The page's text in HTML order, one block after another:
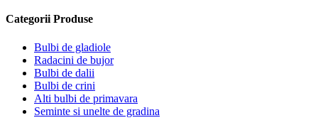
Categorii Produse
Bulbi de gladiole
Radacini de bujor
Bulbi de dalii
Bulbi de crini
Alti bulbi de primavara
Seminte si unelte de gradina